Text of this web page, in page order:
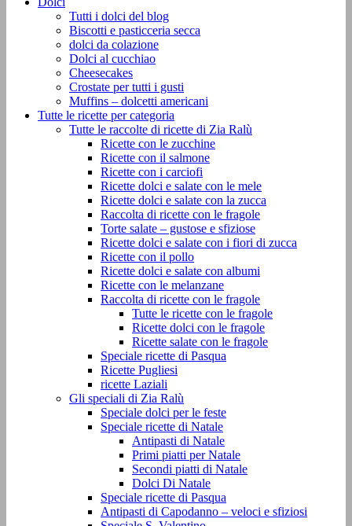
Tutti i dolci del blog
Biscotti e pasticceria secca
dolci da colazione
Dolci al cucchiao
Cheesecakes
Crostate per tutti i gusti
Muffins – dolcetti americani
Tutte le ricette per categoria
Tutte le raccolte di ricette di Zia Ralù
Ricette con le zucchine
Ricette con il salmone
Ricette con i carciofi
Ricette dolci e salate con le mele
Ricette dolci e salate con la zucca
Raccolta di ricette con le fragole
Torte salate – gustose e sfiziose
Ricette dolci e salate con i fiori di zucca
Ricette con il pollo
Ricette dolci e salate con albumi
Ricette con le melanzane
Raccolta di ricette con le fragole
Tutte le ricette con le fragole
Ricette dolci con le fragole
Ricette salate con le fragole
Speciale ricette di Pasqua
Ricette Pugliesi
ricette Laziali
Gli speciali di Zia Ralù
Speciale dolci per le feste
Speciale ricette di Natale
Antipasti di Natale
Primi piatti per Natale
Secondi piatti di Natale
Dolci Di Natale
Speciale ricette di Pasqua
Antipasti di Capodanno – veloci e sfiziosi